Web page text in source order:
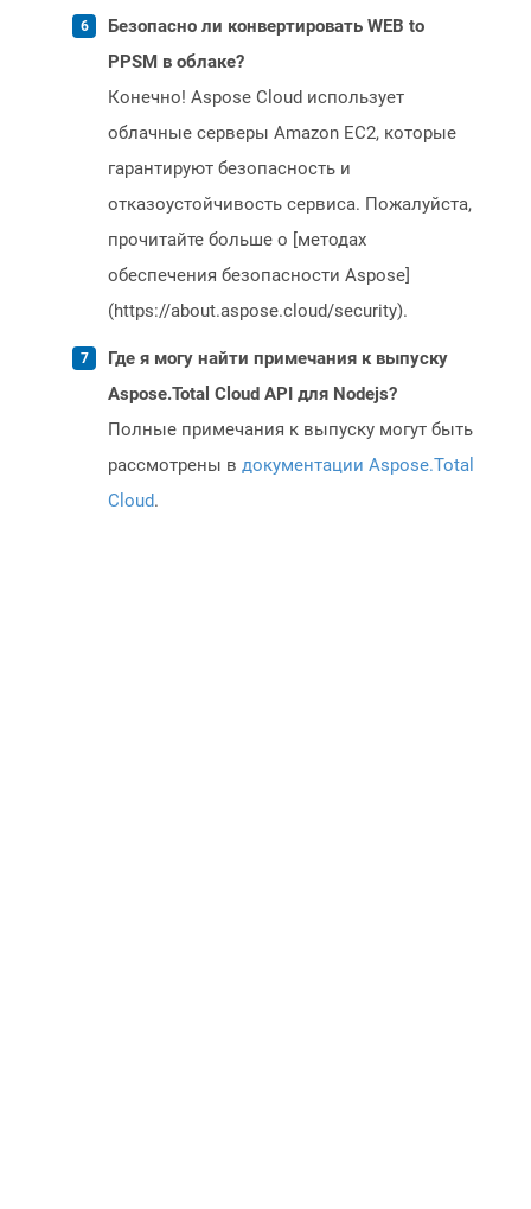
Безопасно ли конвертировать WEB to
PPSM в облаке?
Конечно! Aspose Cloud использует
облачные серверы Amazon EC2, которые
гарантируют безопасность и
отказоустойчивость сервиса. Пожалуйста,
прочитайте больше о [методах
обеспечения безопасности Aspose]
(https://about.aspose.cloud/security).
Где я могу найти примечания к выпуску
Aspose.Total Cloud API для Nodejs?
Полные примечания к выпуску могут быть
рассмотрены в документации Aspose.Total
Cloud.